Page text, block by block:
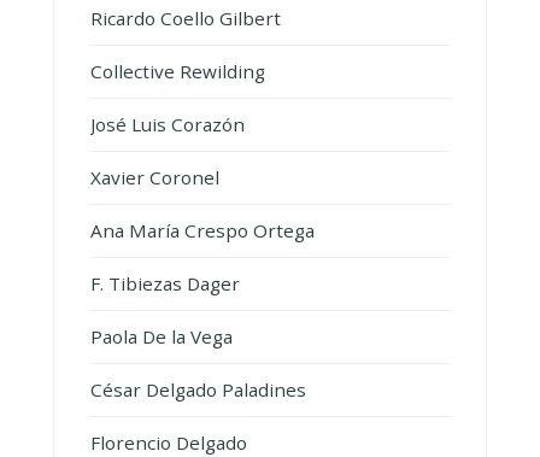
Ricardo Coello Gilbert
Collective Rewilding
José Luis Corazón
Xavier Coronel
Ana María Crespo Ortega
F. Tibiezas Dager
Paola De la Vega
César Delgado Paladines
Florencio Delgado